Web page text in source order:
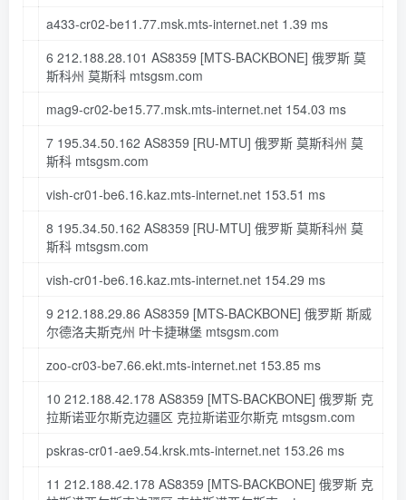
a433-cr02-be11.77.msk.mts-internet.net 1.39 ms
6 212.188.28.101 AS8359 [MTS-BACKBONE] 俄罗斯 莫
斯科州 莫斯科 mtsgsm.com
mag9-cr02-be15.77.msk.mts-internet.net 154.03 ms
7 195.34.50.162 AS8359 [RU-MTU] 俄罗斯 莫斯科州 莫
斯科 mtsgsm.com
vish-cr01-be6.16.kaz.mts-internet.net 153.51 ms
8 195.34.50.162 AS8359 [RU-MTU] 俄罗斯 莫斯科州 莫
斯科 mtsgsm.com
vish-cr01-be6.16.kaz.mts-internet.net 154.29 ms
9 212.188.29.86 AS8359 [MTS-BACKBONE] 俄罗斯 斯威
尔德洛夫斯克州 叶卡捷琳堡 mtsgsm.com
zoo-cr03-be7.66.ekt.mts-internet.net 153.85 ms
10 212.188.42.178 AS8359 [MTS-BACKBONE] 俄罗斯 克
拉斯诺亚尔斯克边疆区 克拉斯诺亚尔斯克 mtsgsm.com
pskras-cr01-ae9.54.krsk.mts-internet.net 153.26 ms
11 212.188.42.178 AS8359 [MTS-BACKBONE] 俄罗斯 克